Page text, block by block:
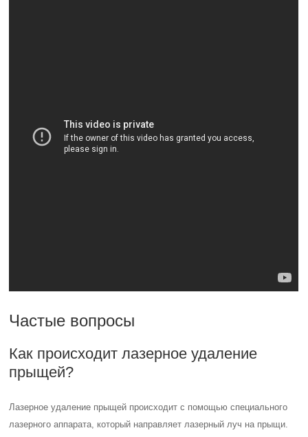
Частые вопросы
Как происходит лазерное удаление
прыщей?
Лазерное удаление прыщей происходит с помощью специального
лазерного аппарата, который направляет лазерный луч на прыщи.